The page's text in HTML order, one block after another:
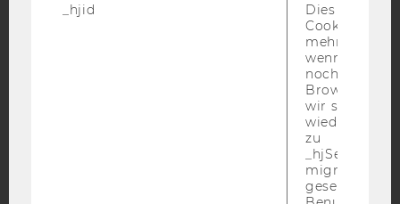
BARRIEREFREIHEITSERKLÄRUNG WEBSEITE
DATENSCHUTZERKLÄRUNG SOCIAL MEDIA
STUDIENBEWERBER*INNEN UND STUDIERENDE
_hjid
Dies ist ein
Cookie, das
mehr setzen,
wenn ein
noch in
Browser hat,
wir seinen
zu
migrieren.
gesetzt,